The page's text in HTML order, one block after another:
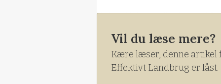
Ifølge Altinget.dk viser tal
minimumsgrænse, som
Vil du læse mere?
Kære læser, denne artikel
Effektivt Landbrug er låst.